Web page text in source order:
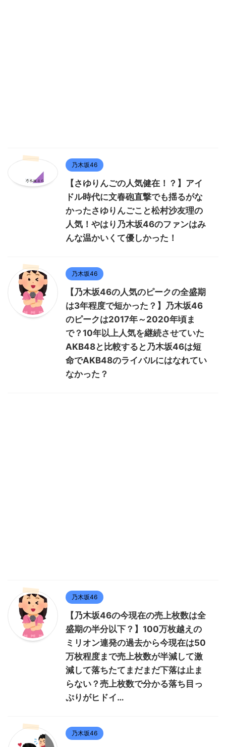
乃木坂46
【さゆりんごの人気健在！？】アイ
ドル時代に文春砲直撃でも揺るがな
かったさゆりんごこと松村沙友理の
人気！やはり乃木坂46のファンはみ
んな温かいくて優しかった！
乃木坂46
【乃木坂46の人気のピークの全盛期
は3年程度で短かった？】乃木坂46
のピークは2017年～2020年頃ま
で？10年以上人気を継続させていた
AKB48と比較すると乃木坂46は短
命でAKB48のライバルにはなれてい
なかった？
乃木坂46
【乃木坂46の今現在の売上枚数は全
盛期の半分以下？】100万枚越えの
ミリオン連発の過去から今現在は50
万枚程度まで売上枚数が半減して激
減して落ちたてまだまだ下落は止ま
らない？売上枚数で分かる落ち目っ
ぷりがヒドイ…
乃木坂46